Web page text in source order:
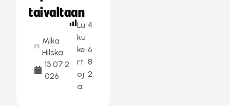
taivaltaan
Mika
Hilska
13.07.2
026
Lu
ku
ke
rt
oj
a:
4
6
8
2